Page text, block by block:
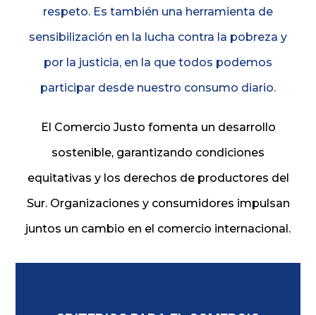
respeto. Es también una herramienta de
sensibilización en la lucha contra la pobreza y
por la justicia, en la que todos podemos
participar desde nuestro consumo diario.
El Comercio Justo fomenta un desarrollo
sostenible, garantizando condiciones
equitativas y los derechos de productores del
Sur. Organizaciones y consumidores impulsan
juntos un cambio en el comercio internacional.